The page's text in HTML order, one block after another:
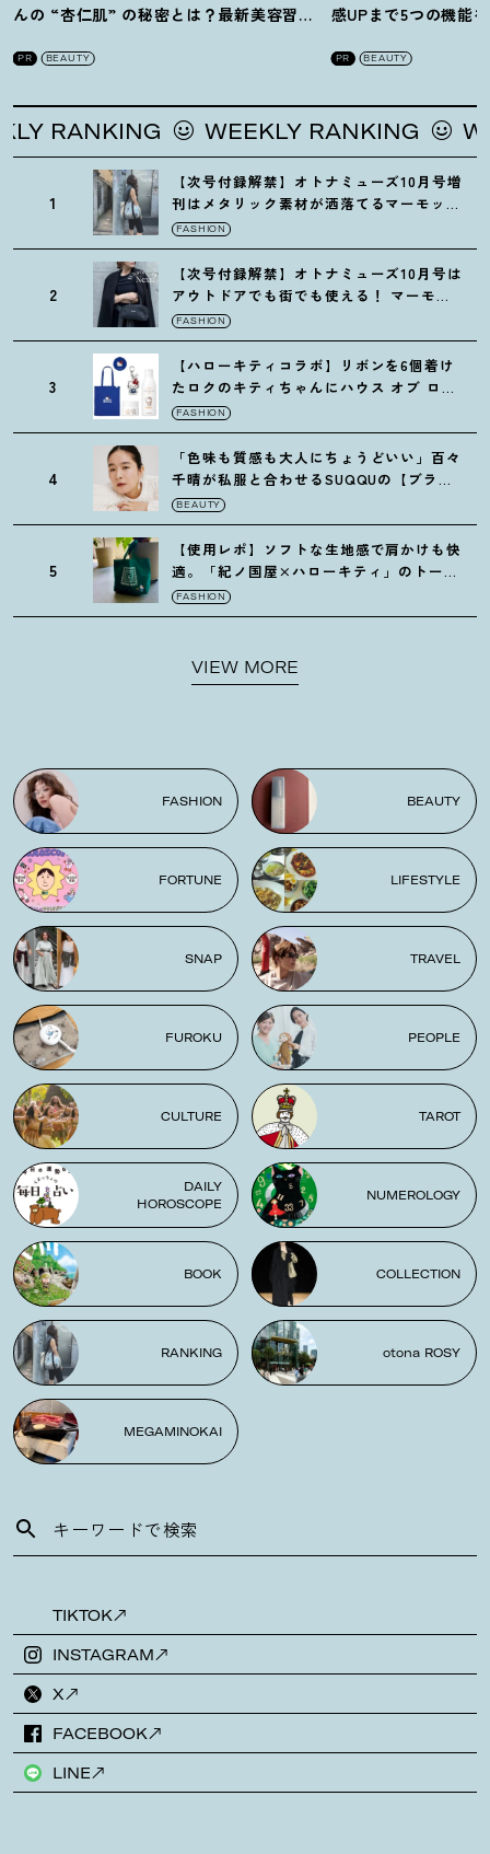
んの “杏仁肌” の秘密とは ？ 最新美容習慣
PR BEAUTY
感UPまで5つの機能
PR BEAUTY
WEEKLY RANKING
1
【次号付録解禁】オトナミューズ10月号増
刊はメタリック素材が洒落てるマーモット
の保冷バッグ
FASHION
2
【次号付録解禁】オトナミューズ10月号は
アウトドアでも街でも使える ！ マーモッ
トの黒ショルダー
FASHION
3
【ハローキティコラボ】リボンを6個着け
たロクのキティちゃんにハウス オブ ロー
ゼの限定パケも
FASHION
4
「色味も質感も大人にちょうどいい」百々
千晴が私服と合わせるSUQQUの【ブラー
リクイド リップ】6選
BEAUTY
5
【使用レポ】ソフトな生地感で肩かけも快
適。「紀ノ国屋×ハローキティ」のトート
がガシガシ使えて最高です
FASHION
VIEW MORE
FASHION BEAUTY
FORTUNE LIFESTYLE
SNAP TRAVEL
FUROKU PEOPLE
CULTURE TAROT
DAILY
HOROSCOPE
NUMEROLOGY
BOOK COLLECTION
RANKING otona ROSY
MEGAMINOKAI
TIKTOK
INSTAGRAM
X
FACEBOOK
LINE